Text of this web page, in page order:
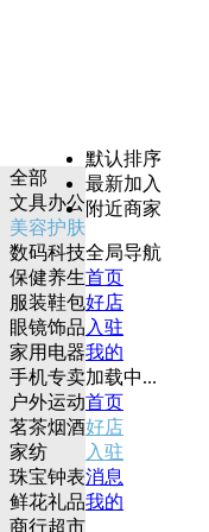
全部
文具办公
美容护肤
数码科技
保健养生
服装鞋包
眼镜饰品
家用电器
手机专卖
户外运动
茗茶烟酒
家纺
珠宝钟表
鲜花礼品
商行超市
默认排序
最新加入
附近商家
全局导航
首页
好店
入驻
我的
加载中...
首页
好店
入驻
消息
我的